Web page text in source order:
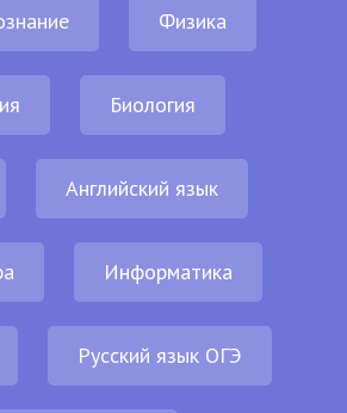
Физика
Биология
Английский язык
Информатика
Русский язык ОГЭ